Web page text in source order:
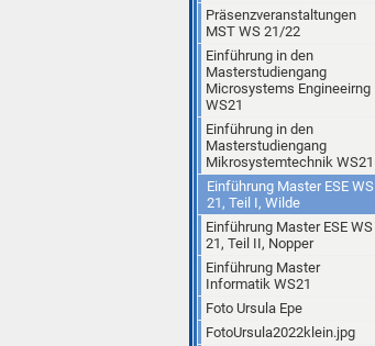
Präsenzveranstaltungen
MST WS 21/22
Einführung in den
Masterstudiengang
Microsystems Engineeirng
WS21
Einführung in den
Masterstudiengang
Mikrosystemtechnik WS21
Einführung Master ESE WS
21, Teil I, Wilde
Einführung Master ESE WS
21, Teil II, Nopper
Einführung Master
Informatik WS21
Foto Ursula Epe
FotoUrsula2022klein.jpg